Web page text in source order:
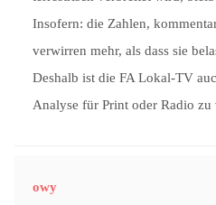
Insofern: die Zahlen,
verwirren mehr, als dass sie
Deshalb ist die FA Lokal-TV
Analyse für Print oder Radio zu
owy